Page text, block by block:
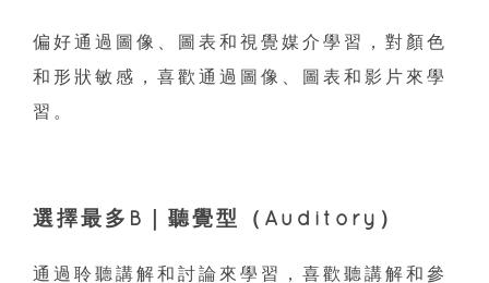
偏好通過圖像、圖表和視覺媒介學習，對顏色
和形狀敏感，喜歡通過圖像、圖表和影片來學
習。
選擇最多B｜聽覺型（Auditory）
通過聆聽講解和討論來學習，喜歡聽講解和參